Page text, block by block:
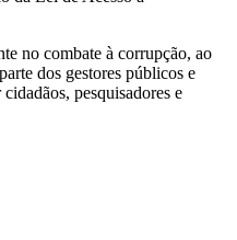
no combate à corrupção, ao
dos gestores públicos e
pesquisadores e